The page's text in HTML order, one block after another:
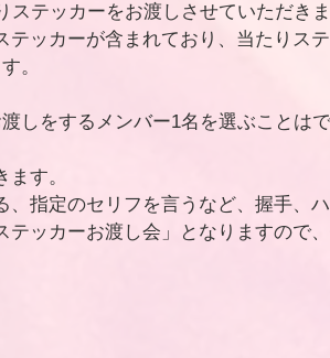
テッカーをお渡しさせていただきま
ッカーが含まれており、当たりス
。
しをするメンバー1名を選ぶことは
す。
指定のセリフを言うなど、握手、
テッカーお渡し会」となりますので